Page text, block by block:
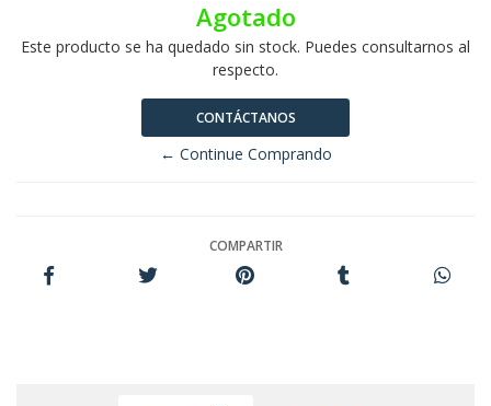
Agotado
Este producto se ha quedado sin stock. Puedes consultarnos al
respecto.
CONTÁCTANOS
← Continue Comprando
COMPARTIR